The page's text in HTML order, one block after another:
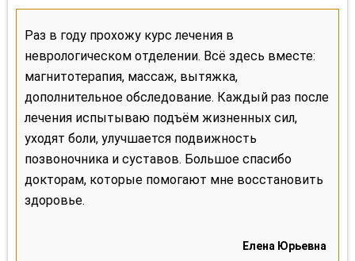
Раз в году прохожу курс лечения в
неврологическом отделении. Всё здесь вместе:
магнитотерапия, массаж, вытяжка,
дополнительное обследование. Каждый раз после
лечения испытываю подъём жизненных сил,
уходят боли, улучшается подвижность
позвоночника и суставов. Большое спасибо
докторам, которые помогают мне восстановить
здоровье.